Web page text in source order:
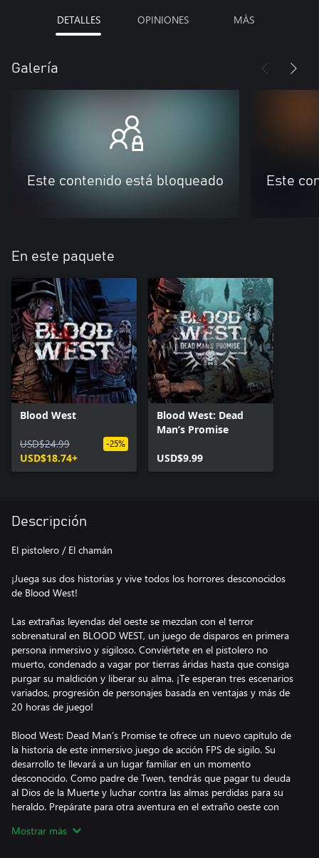
DETALLES OPINIONES MÁS
Galería
Este contenido está bloqueado Este
En este paquete
Blood West
USD$24.99
USD$18.74+
-25%
Blood West: Dead
Man’s Promise
USD$9.99
Descripción
El pistolero / El chamán
¡Juega sus dos historias y vive todos los horrores desconocidos
de Blood West!
Las extrañas leyendas del oeste se mezclan con el terror
sobrenatural en BLOOD WEST, un juego de disparos en primera
persona inmersivo y sigiloso. Conviértete en el pistolero no
muerto, condenado a vagar por tierras áridas hasta que consiga
purgar su maldición y liberar su alma. ¡Te esperan tres escenarios
variados, progresión de personajes basada en ventajas y más de
20 horas de juego!
Blood West: Dead Man’s Promise te ofrece un nuevo capítulo de
la historia de este inmersivo juego de acción FPS de sigilo. Su
desarrollo te llevará a un lugar familiar en un momento
desconocido. Como padre de Twen, tendrás que pagar tu deuda
al Dios de la Muerte y luchar contra las almas perdidas para su
heraldo. Prepárate para otra aventura en el extraño oeste con
de vuelta al lugar de donde vinieron.
Mostrar más